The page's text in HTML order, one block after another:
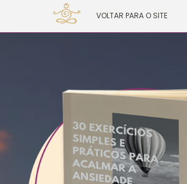
VOLTAR PARA O SITE